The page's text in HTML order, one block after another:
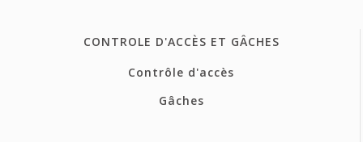
CONTROLE D'ACCÈS ET GÂCHES
Contrôle d'accès
Gâches